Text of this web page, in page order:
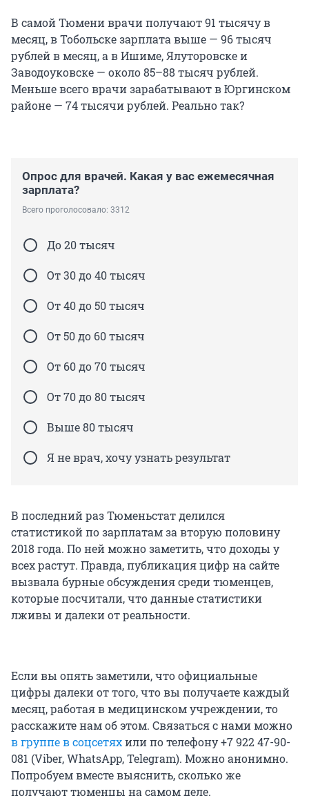
В самой Тюмени врачи получают 91 тысячу в
месяц, в Тобольске зарплата выше — 96 тысяч
рублей в месяц, а в Ишиме, Ялуторовске и
Заводоуковске — около 85–88 тысяч рублей.
Меньше всего врачи зарабатывают в Юргинском
районе — 74 тысячи рублей. Реально так?
Опрос для врачей. Какая у вас ежемесячная
зарплата?
Всего проголосовало: 3312
До 20 тысяч
От 30 до 40 тысяч
От 40 до 50 тысяч
От 50 до 60 тысяч
От 60 до 70 тысяч
От 70 до 80 тысяч
Выше 80 тысяч
Я не врач, хочу узнать результат
В последний раз Тюменьстат делился
статистикой по зарплатам за вторую половину
2018 года. По ней можно заметить, что доходы у
всех растут. Правда, публикация цифр на сайте
вызвала бурные обсуждения среди тюменцев,
которые посчитали, что данные статистики
лживы и далеки от реальности.
Если вы опять заметили, что официальные
цифры далеки от того, что вы получаете каждый
месяц, работая в медицинском учреждении, то
расскажите нам об этом. Связаться с нами можно
в группе в соцсетяхили по телефону +7 922 47-90-
081 (Viber, WhatsApp, Telegram). Можно анонимно.
Попробуем вместе выяснить, сколько же
получают тюменцы на самом деле.